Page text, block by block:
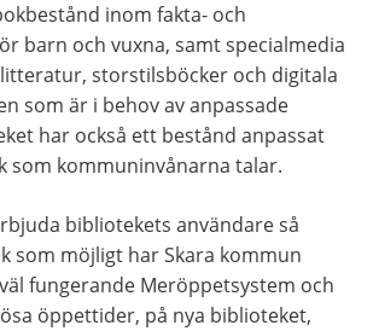
inom fakta- och
barn och vuxna, samt specialmedia
storstilsböcker och digitala
som är i behov av anpassade
har också ett bestånd anpassat
som kommuninvånarna talar.
bibliotekets användare så
som möjligt har Skara kommun
fungerande Meröppetsystem och
öppettider, på nya biblioteket,